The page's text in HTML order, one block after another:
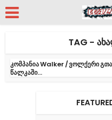
TAG -
კომპანია Walker / ვოლქერი
წალკაში...